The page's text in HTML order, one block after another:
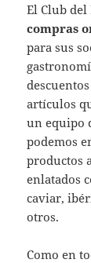
El Club
compras
para sus
artículos
un equipo
podemos
productos
enlatados
caviar,
otros.
Como en